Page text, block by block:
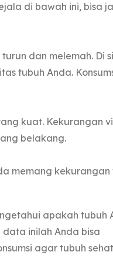
di bawah ini, bisa
dan melemah. Di
tubuh Anda.
kuat. Kekurangan
belakang.
memang kekurangan
apakah tubuh
inilah Anda bisa
agar tubuh